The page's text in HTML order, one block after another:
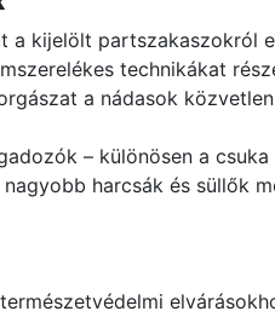
a kijelölt partszakaszokról
technikákat
a nádasok
– különösen a
harcsák és süllők